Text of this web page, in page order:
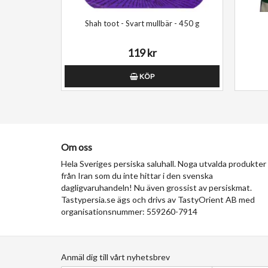
Shah toot - Svart mullbär - 450 g
119 kr
KÖP
Om oss
Hela Sveriges persiska saluhall. Noga utvalda produkter
från Iran som du inte hittar i den svenska
dagligvaruhandeln! Nu även grossist av persiskmat.
Tastypersia.se ägs och drivs av TastyOrient AB med
organisationsnummer: 559260-7914
Anmäl dig till vårt nyhetsbrev